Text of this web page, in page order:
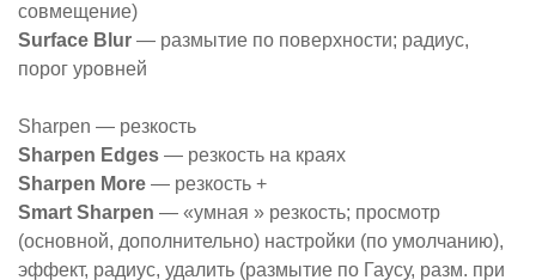
совмещение)
Surface Blur — размытие по поверхности; радиус,
порог уровней
Sharpen — резкость
Sharpen Edges — резкость на краях
Sharpen More — резкость +
Smart Sharpen — «умная » резкость; просмотр
(основной, дополнительно) настройки (по умолчанию),
эффект, радиус, удалить (размытие по Гаусу, разм. при